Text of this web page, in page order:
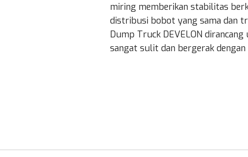
miring memberikan stabilitas
distribusi bobot yang sama dan
Dump Truck DEVELON
sangat sulit dan bergerak